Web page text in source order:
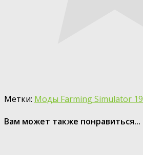
Метки: Моды Farming Simulator 19
Вам может также понравиться...